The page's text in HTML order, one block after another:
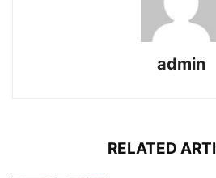
admin
RELATED